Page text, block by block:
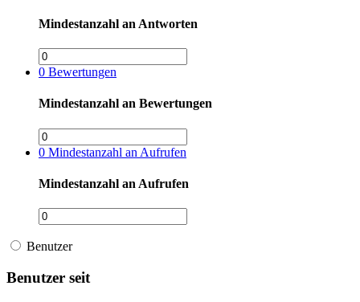
Mindestanzahl an Antworten
0 Bewertungen
Mindestanzahl an Bewertungen
0 Mindestanzahl an Aufrufen
Mindestanzahl an Aufrufen
Benutzer
Benutzer seit